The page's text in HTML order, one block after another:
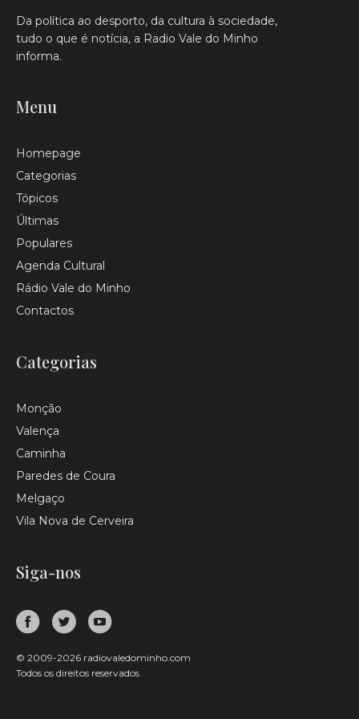
Da política ao desporto, da cultura à sociedade,
tudo o que é notícia, a Radio Vale do Minho
informa.
Menu
Homepage
Categorias
Tópicos
Últimas
Populares
Agenda Cultural
Rádio Vale do Minho
Contactos
Categorias
Monção
Valença
Caminha
Paredes de Coura
Melgaço
Vila Nova de Cerveira
Siga-nos
© 2009-2026 radiovaledominho.com
Todos os direitos reservados